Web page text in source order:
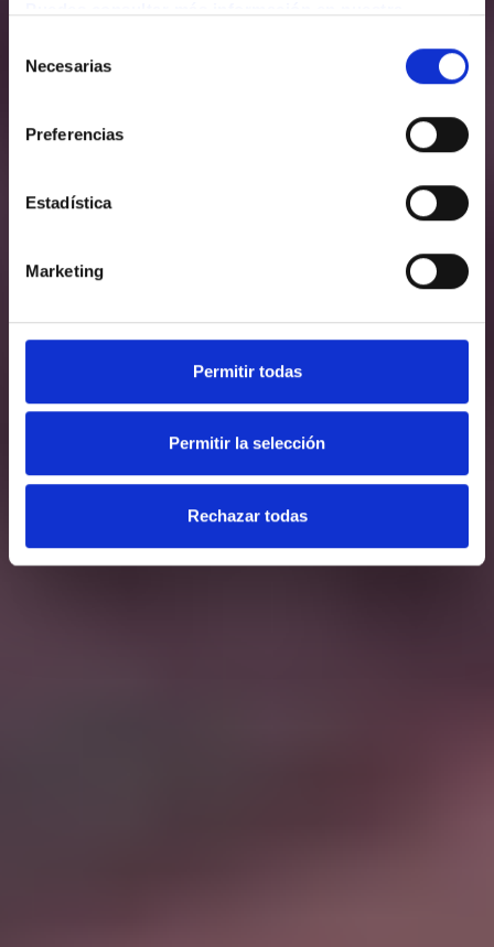
Necesarias
Preferencias
Estadística
Marketing
Permitir todas
Permitir la selección
Rechazar todas